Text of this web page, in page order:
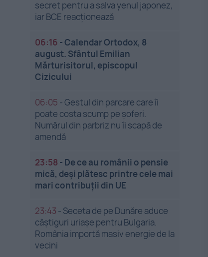
secret pentru a salva yenul japonez,
iar BCE reacționează
06:16 -Calendar Ortodox, 8
august. Sfântul Emilian
Mărturisitorul, episcopul
Cizicului
06:05 -Gestul din parcare care îi
poate costa scump pe șoferi.
Numărul din parbriz nu îi scapă de
amendă
23:58 - De ce au românii o pensie
mică, deși plătesc printre cele mai
mari contribuții din UE
23:43 - Seceta de pe Dunăre aduce
câștiguri uriașe pentru Bulgaria.
România importă masiv energie de la
vecini